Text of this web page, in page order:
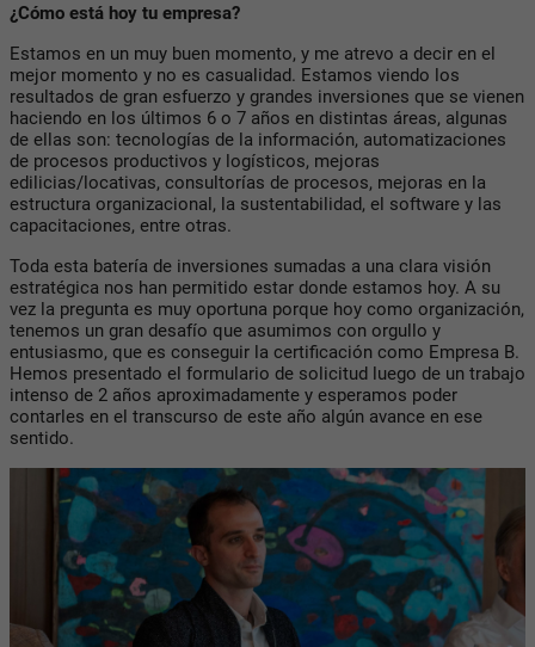
¿Cómo está hoy tu empresa?
Estamos en un muy buen momento, y me atrevo a decir en el
mejor momento y no es casualidad. Estamos viendo los
resultados de gran esfuerzo y grandes inversiones que se vienen
haciendo en los últimos 6 o 7 años en distintas áreas, algunas
de ellas son: tecnologías de la información, automatizaciones
de procesos productivos y logísticos, mejoras
edilicias/locativas, consultorías de procesos, mejoras en la
estructura organizacional, la sustentabilidad, el software y las
capacitaciones, entre otras.
Toda esta batería de inversiones sumadas a una clara visión
estratégica nos han permitido estar donde estamos hoy. A su
vez la pregunta es muy oportuna porque hoy como organización,
tenemos un gran desafío que asumimos con orgullo y
entusiasmo, que es conseguir la certificación como Empresa B.
Hemos presentado el formulario de solicitud luego de un trabajo
intenso de 2 años aproximadamente y esperamos poder
contarles en el transcurso de este año algún avance en ese
sentido.